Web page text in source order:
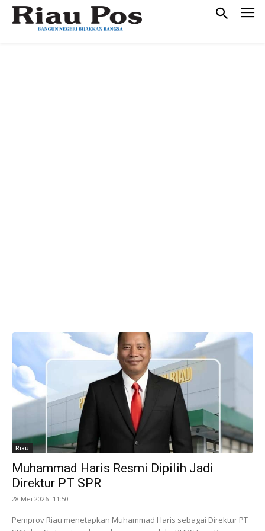
Riau
Muhammad Haris Resmi Dipilih Jadi
Direktur PT SPR
28 Mei 2026 -11:50
Pemprov Riau menetapkan Muhammad Haris sebagai Direktur PT